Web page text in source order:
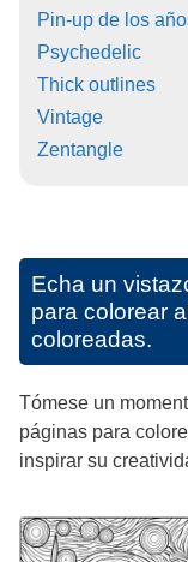
Pin-up de los
Psychedelic
Thick outlines
Vintage
Zentangle
Echa un
para colorear
coloreadas.
Tómese un
páginas para
inspirar su